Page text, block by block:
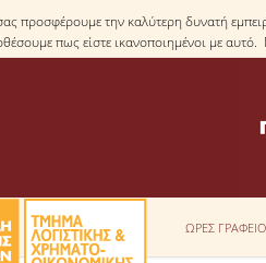
προσφέρουμε την καλύτερη δυνατή
πως είστε ικανοποιημένοι με
ΩΡΕΣ